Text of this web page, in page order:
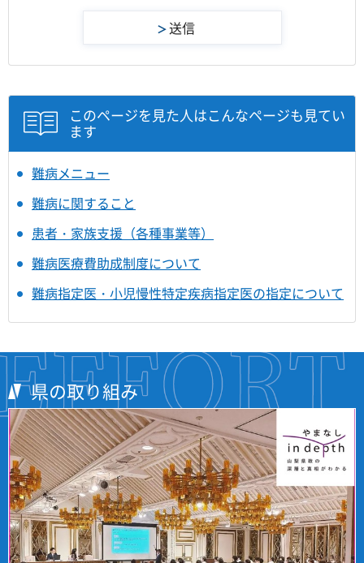
このページを見た人はこんなページも見てい
ます
難病メニュー
難病に関すること
患者・家族支援（各種事業等）
難病医療費助成制度について
難病指定医・小児慢性特定疾病指定医の指定について
県の取り組み